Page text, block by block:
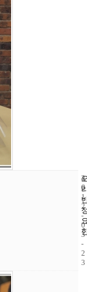
4
6
2
0
1
2
-
0
3
-
2
3